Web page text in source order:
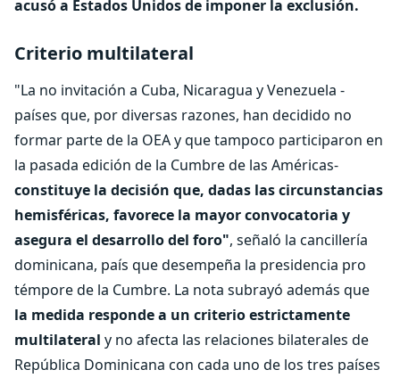
acusó a Estados Unidos de imponer la exclusión.
Criterio multilateral
"La no invitación a Cuba, Nicaragua y Venezuela -
países que, por diversas razones, han decidido no
formar parte de la OEA y que tampoco participaron en
la pasada edición de la Cumbre de las Américas-
constituye la decisión que, dadas las circunstancias
hemisféricas, favorece la mayor convocatoria y
asegura el desarrollo del foro", señaló la cancillería
dominicana, país que desempeña la presidencia pro
témpore de la Cumbre. La nota subrayó además que
la medida responde a un criterio estrictamente
multilateral y no afecta las relaciones bilaterales de
República Dominicana con cada uno de los tres países